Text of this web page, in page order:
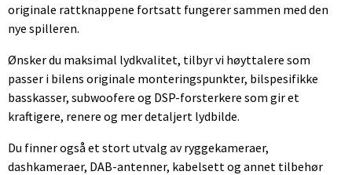
originale rattknappene fortsatt fungerer sammen med den
nye spilleren.
Ønsker du maksimal lydkvalitet, tilbyr vi høyttalere som
passer i bilens originale monteringspunkter, bilspesifikke
basskasser, subwoofere og DSP-forsterkere som gir et
kraftigere, renere og mer detaljert lydbilde.
Du finner også et stort utvalg av ryggekameraer,
dashkameraer, DAB-antenner, kabelsett og annet tilbehør